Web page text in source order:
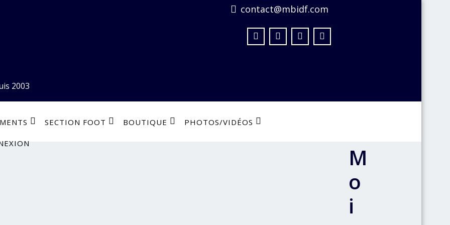
2003
contact@mbidf.com
SECTION FOOT BOUTIQUE PHOTOS/VIDÉOS
M
o
i